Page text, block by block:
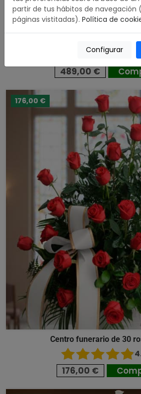
Corona Premium
489,00 €
176,00 €
Centro funerario de 30
176,00 €
partir de tus hábitos de navegación
páginas vistitadas). Política de
Configurar